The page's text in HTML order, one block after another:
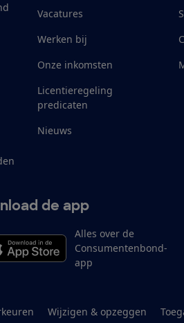
Vacatures
Werken bij
Onze inkomsten
Licentieregeling
predicaten
Nieuws
de app
Alles over de
Consumentenbond-
app
Wijzigen & opzeggen